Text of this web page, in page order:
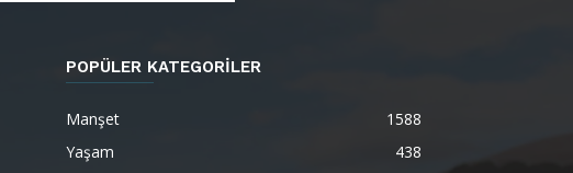
POPÜLER KATEGORİLER
Manşet
1588
Yaşam
438